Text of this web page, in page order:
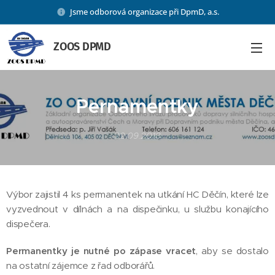
Jsme odborová organizace při DpmD, a.s.
ZOOS DPMD
Pernamentky
22.09.2018
Výbor zajistil 4 ks permanentek na utkání HC Děčín, které lze
vyzvednout v dílnách a na dispečinku, u službu konajícího
dispečera.
Permanentky je nutné po zápase vracet, aby se dostalo
na ostatní zájemce z řad odborářů.